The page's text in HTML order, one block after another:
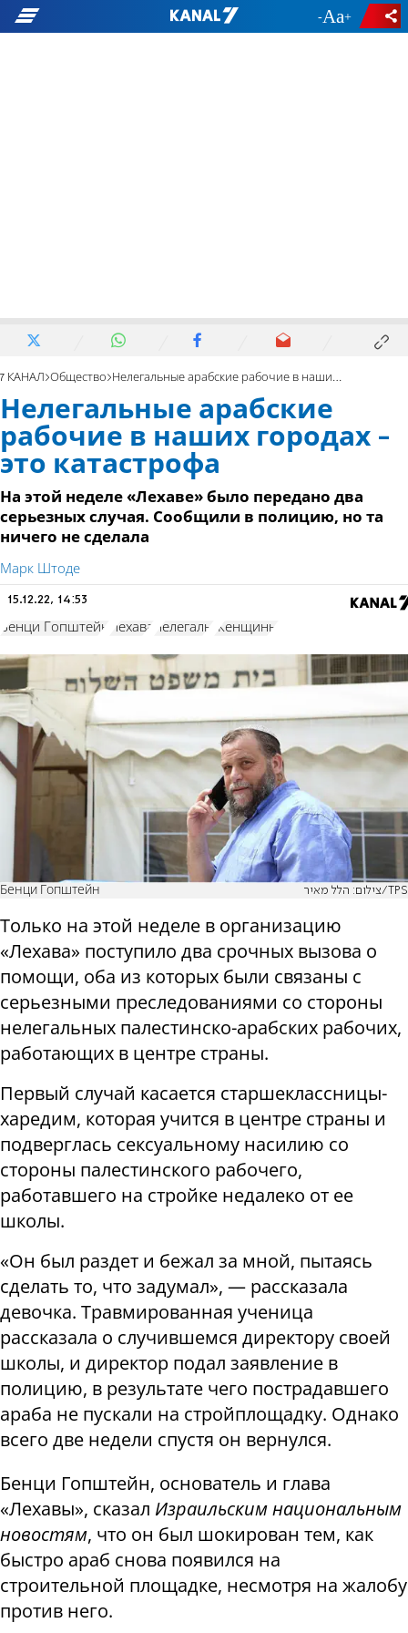
- +
7 КАНАЛ Общество Нелегальные арабские рабочие в наших городах - это катастрофа
Нелегальные арабские
рабочие в наших городах -
это катастрофа
На этой неделе «Лехаве» было передано два
серьезных случая. Сообщили в полицию, но та
ничего не сделала
Марк Штоде
15.12.22, 14:53
Бенци Гопштейн Лехава нелегалы Женщины
Бенци Гопштейн צילום: הלל מאיר/TPS
Только на этой неделе в организацию
«Лехава» поступило два срочных вызова о
помощи, оба из которых были связаны с
серьезными преследованиями со стороны
нелегальных палестинско-арабских рабочих,
работающих в центре страны.
Первый случай касается старшеклассницы-
харедим, которая учится в центре страны и
подверглась сексуальному насилию со
стороны палестинского рабочего,
работавшего на стройке недалеко от ее
школы.
«Он был раздет и бежал за мной, пытаясь
сделать то, что задумал», — рассказала
девочка. Травмированная ученица
рассказала о случившемся директору своей
школы, и директор подал заявление в
полицию, в результате чего пострадавшего
араба не пускали на стройплощадку. Однако
всего две недели спустя он вернулся.
Бенци Гопштейн, основатель и глава
«Лехавы», сказал Израильским национальным
новостям, что он был шокирован тем, как
быстро араб снова появился на
строительной площадке, несмотря на жалобу
против него.